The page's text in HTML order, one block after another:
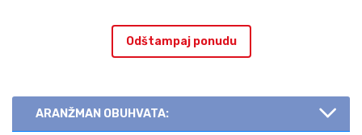
Odštampaj ponudu
ARANŽMAN OBUHVATA: